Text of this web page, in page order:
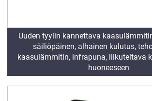
Uuden tyylin kannettava
säiliöpäinen, alhainen kulutus,
kaasulämmitin, infrapuna, liikuteltava
huoneeseen